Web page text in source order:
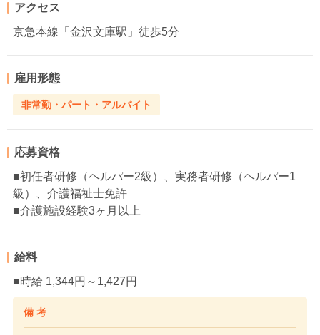
アクセス
京急本線「金沢文庫駅」徒歩5分
雇用形態
非常勤・パート・アルバイト
応募資格
■初任者研修（ヘルパー2級）、実務者研修（ヘルパー1
級）、介護福祉士免許
■介護施設経験3ヶ月以上
給料
■時給 1,344円～1,427円
備 考